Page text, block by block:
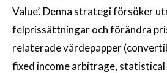
Value’. Denna strategi försöker
felprissättningar och förändra
relaterade värdepapper
fixed income arbitrage, statistical